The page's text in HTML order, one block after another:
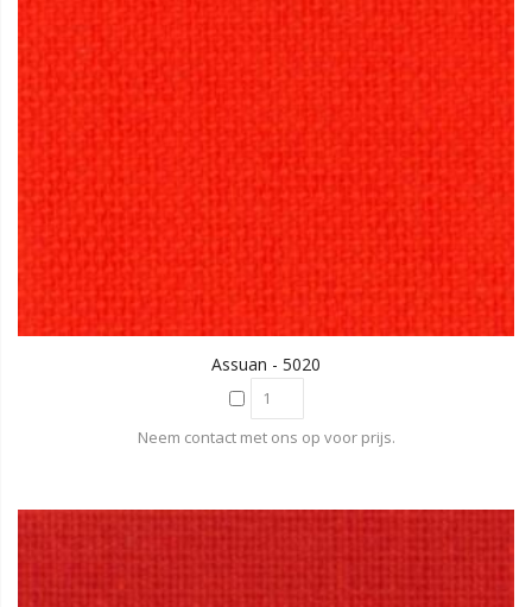
Assuan - 5020
Neem contact met ons op voor prijs.